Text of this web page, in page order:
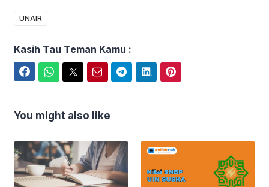
UNAIR
Kasih Tau Teman Kamu :
You might also like